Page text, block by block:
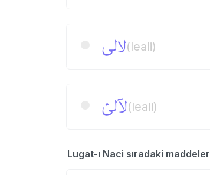
لالی(leali)
لآلئ(leali)
Lugat-ı Naci sıradaki maddeler